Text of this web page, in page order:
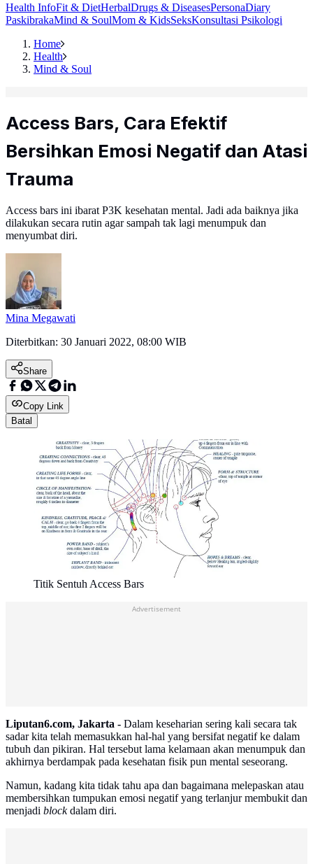
Health InfoFit & DietHerbalDrugs & DiseasesPersonaDiary
PaskibrakaMind & SoulMom & KidsSeksKonsultasi Psikologi
Home
Health
Mind & Soul
Access Bars, Cara Efektif
Bersihkan Emosi Negatif dan Atasi
Trauma
Access bars ini ibarat P3K kesehatan mental. Jadi ada baiknya jika
dilakukan secara rutin agar sampah tak lagi menumpuk dan
menyumbat diri.
Mina Megawati
Diterbitkan: 30 Januari 2022, 08:00 WIB
Share
Copy Link
Batal
Titik Sentuh Access Bars
Advertisement
Liputan6.com, Jakarta - Dalam keseharian sering kali secara tak
sadar kita telah memasukkan hal-hal yang bersifat negatif ke dalam
tubuh dan pikiran. Hal tersebut lama kelamaan akan menumpuk dan
akhirnya berdampak pada kesehatan fisik pun mental seseorang.
Namun, kadang kita tidak tahu apa dan bagaimana melepaskan atau
membersihkan tumpukan emosi negatif yang terlanjur membukit dan
menjadi blockdalam diri.